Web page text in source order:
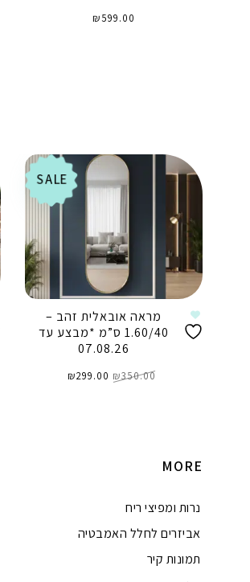
₪599.00
SALE
מראה אובאלית זהב –
1.60/40 ס”מ *מבצע עד
07.08.26
₪350.00 המקורי
היה:
₪299.00 הנוכחי
הוא:
MORE
נרות ומפיצי ריח
אביזרים לחלל האמבטיה
תמונות קיר